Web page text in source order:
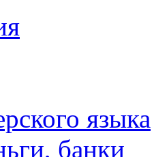
языка
банки